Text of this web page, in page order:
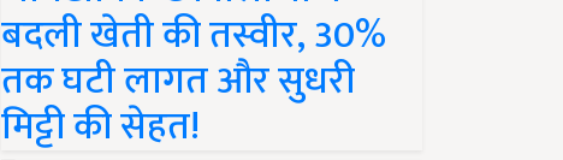
बदली खेती की तस्वीर, 30%
तक घटी लागत और सुधरी
मिट्टी की सेहत!